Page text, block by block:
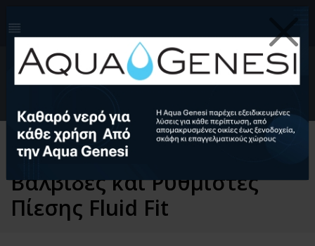
Ελληνικά (EL)
English (EN)
Αρχική
Υδραυλικά Εξαρτήματα
Σύστημα Γρήγορης Σύνδεσης Fluid fit
Βαλβίδες και Ρυθμιστές
Πίεσης Fluid Fit